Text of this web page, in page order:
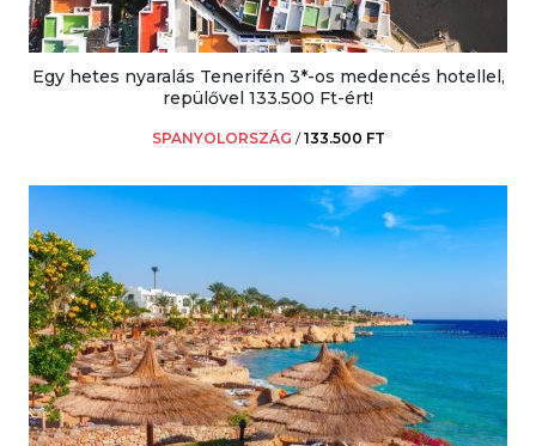
Egy hetes nyaralás Tenerifén 3*-os medencés hotellel,
repülővel 133.500 Ft-ért!
SPANYOLORSZÁG /133.500 FT